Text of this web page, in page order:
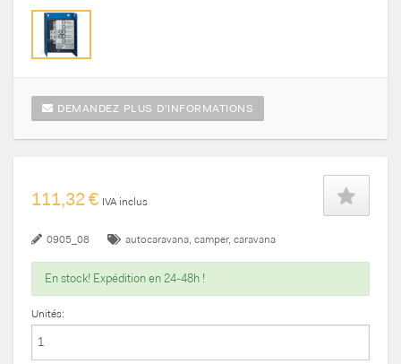
DEMANDEZ PLUS D'INFORMATIONS
111,32 € IVA inclus
0905_08 autocaravana camper caravana
En stock! Expédition en 24-48h !
Unités: